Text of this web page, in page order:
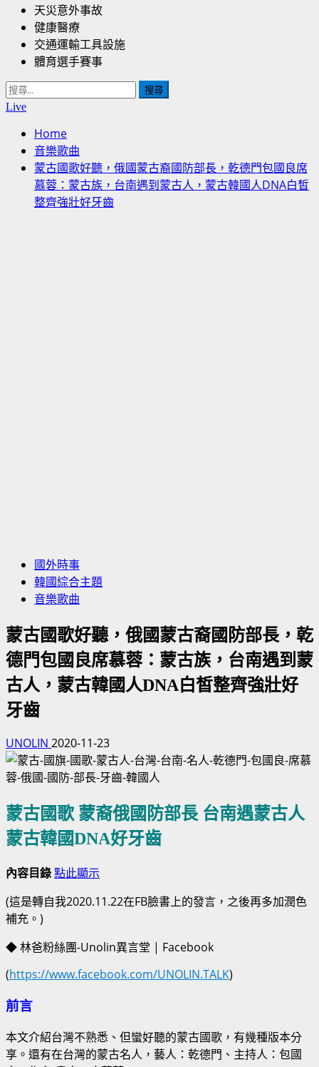
天災意外事故
健康醫療
交通運輸工具設施
體育選手賽事
搜
尋
Live
Home
音樂歌曲
蒙古國歌好聽，俄國蒙古裔國防部長，乾德門包國良席
慕蓉：蒙古族，台南遇到蒙古人，蒙古韓國人DNA白皙
整齊強壯好牙齒
國外時事
韓國綜合主題
音樂歌曲
蒙古國歌好聽，俄國蒙古裔國防部長，乾
德門包國良席慕蓉：蒙古族，台南遇到蒙
古人，蒙古韓國人DNA白皙整齊強壯好
牙齒
UNOLIN 2020-11-23
蒙古國歌 蒙裔俄國防部長 台南遇蒙古人
蒙古韓國DNA好牙齒
內容目錄點此顯示
(這是轉自我2020.11.22在FB臉書上的發言，之後再多加潤色
補充。)
◆ 林爸粉絲團-Unolin異言堂 | Facebook
(https://www.facebook.com/UNOLIN.TALK)
前言
本文介紹台灣不熟悉、但蠻好聽的蒙古國歌，有幾種版本分
享。還有在台灣的蒙古名人，藝人：乾德門、主持人：包國